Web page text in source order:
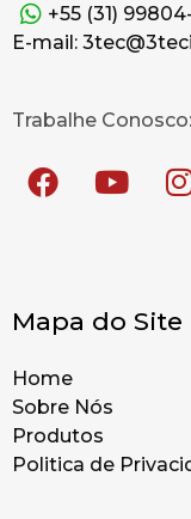
+55 (31)
E-mail:
Trabalhe
Mapa do Site
Home
Sobre Nós
Produtos
Politica de